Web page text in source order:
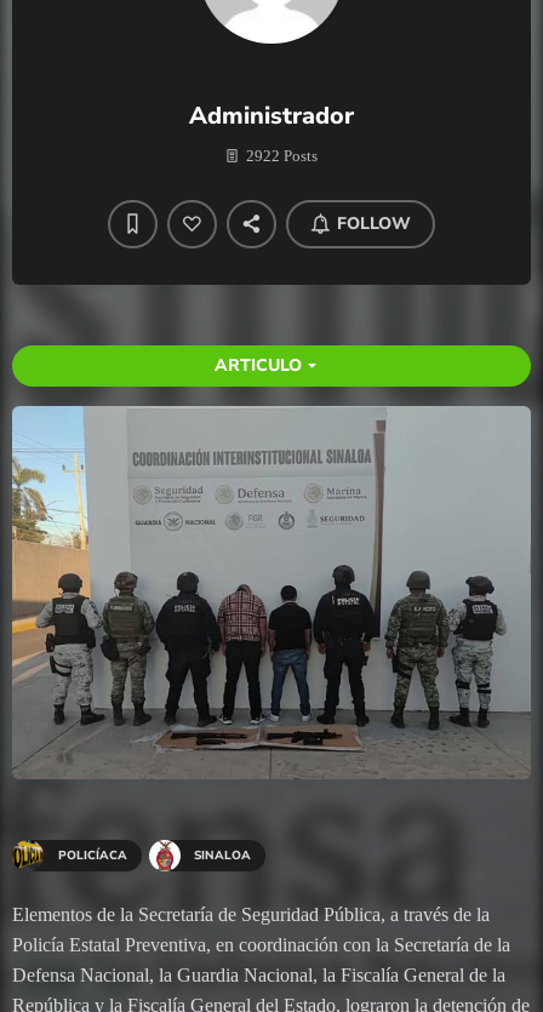
Administrador
2922 Posts
FOLLOW
ARTICULO arrow_drop_down
POLICÍACA SINALOA
Elementos de la Secretaría de Seguridad Pública, a través de la
Policía Estatal Preventiva, en coordinación con la Secretaría de la
Defensa Nacional, la Guardia Nacional, la Fiscalía General de la
República y la Fiscalía General del Estado, lograron la detención de